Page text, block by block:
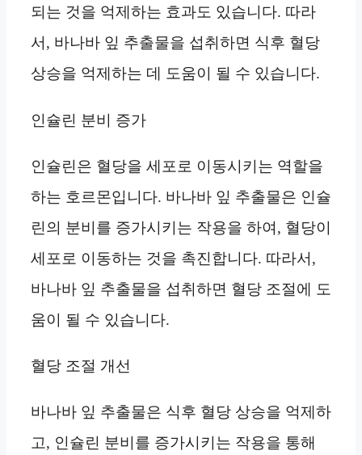
되는 것을 억제하는 효과도 있습니다. 따라
서, 바나바 잎 추출물을 섭취하면 식후 혈당
상승을 억제하는 데 도움이 될 수 있습니다.
인슐린 분비 증가
인슐린은 혈당을 세포로 이동시키는 역할을
하는 호르몬입니다. 바나바 잎 추출물은 인슐
린의 분비를 증가시키는 작용을 하여, 혈당이
세포로 이동하는 것을 촉진합니다. 따라서,
바나바 잎 추출물을 섭취하면 혈당 조절에 도
움이 될 수 있습니다.
혈당 조절 개선
바나바 잎 추출물은 식후 혈당 상승을 억제하
고, 인슐린 분비를 증가시키는 작용을 통해